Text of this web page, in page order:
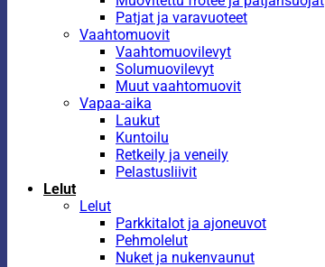
Patjat ja varavuoteet
Vaahtomuovit
Vaahtomuovilevyt
Solumuovilevyt
Muut vaahtomuovit
Vapaa-aika
Laukut
Kuntoilu
Retkeily ja veneily
Pelastusliivit
Lelut
Lelut
Parkkitalot ja ajoneuvot
Pehmolelut
Nuket ja nukenvaunut